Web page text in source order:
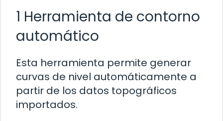
1 Herramienta de contorno
automático
Esta herramienta permite generar
curvas de nivel automáticamente a
partir de los datos topográficos
importados.